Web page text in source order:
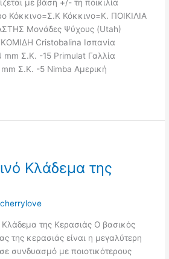
με βάση +/- τη ποικιλία
Κόκκινο=Σ.Κ Κόκκινο=Κ. ΠΟΙΚΙΛΙΑ
Μονάδες Ψύχους (Utah)
Cristobalina Ισπανία
Σ.Κ. -15 Primulat Γαλλία
Σ.Κ. -5 Nimba Αμερική
Κλάδεμα της
της Κερασιάς Ο βασικός
της κερασιάς είναι η μεγαλύτερη
συνδυασμό με ποιοτικότερους